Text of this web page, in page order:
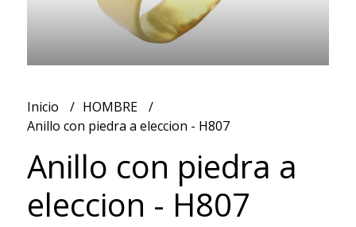
Inicio
HOMBRE
Anillo con piedra a eleccion - H807
Anillo con piedra a
eleccion - H807